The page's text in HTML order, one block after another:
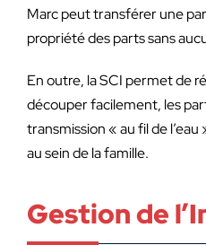
Marc peut transférer une
propriété des parts sans
En outre, la SCI permet de
découper facilement, les
transmission « au fil de
au sein de la famille.
Gestion de